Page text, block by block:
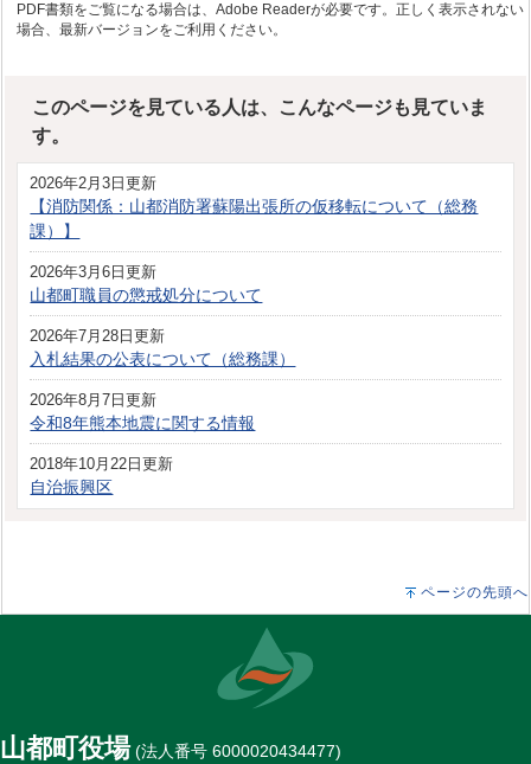
PDF書類をご覧になる場合は、Adobe Readerが必要です。正しく表示されない
場合、最新バージョンをご利用ください。
このページを見ている人は、こんなページも見ていま
す。
2026年2月3日更新
【消防関係：山都消防署蘇陽出張所の仮移転について（総務
課）】
2026年3月6日更新
山都町職員の懲戒処分について
2026年7月28日更新
入札結果の公表について（総務課）
2026年8月7日更新
令和8年熊本地震に関する情報
2018年10月22日更新
自治振興区
ページの先頭へ
山都町役場(法人番号 6000020434477)